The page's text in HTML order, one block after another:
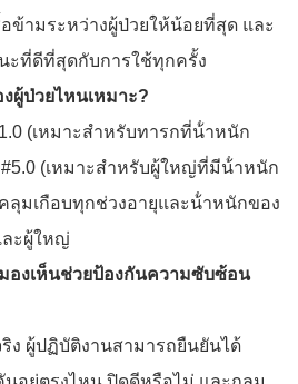
ข้ามระหว่างผู้ป่วยให้น้อยที่สุด และ
ะที่ดีที่สุดกับการใช้ทุกครั้ง
ผู้ป่วยไหนเหมาะ?
(เหมาะสําหรับทารกที่น้ําหนัก
(เหมาะสําหรับผู้ใหญ่ที่มีน้ําหนัก
ลุมเกือบทุกช่วงอายุและน้ําหนักของ
ละผู้ใหญ่
งเห็นช่วยป้องกันความซับซ้อน
ง ผู้ปฏิบัติงานสามารถยืนยันได้